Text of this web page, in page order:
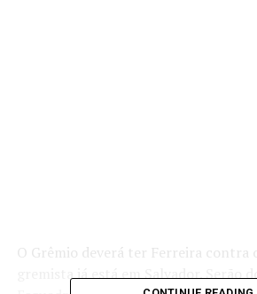
O Grêmio deverá ter Ferreira contra
gremista já está em Salvador. Serão